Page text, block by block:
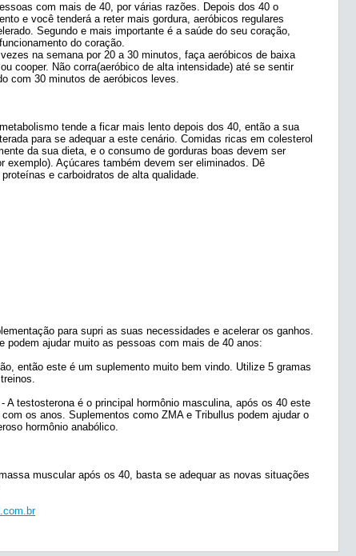
com mais de 40, por várias razões. Depois dos 40 o
e você tenderá a reter mais gordura, aeróbicos regulares
Segundo e mais importante é a saúde do seu coração,
do coração.
na semana por 20 a 30 minutos, faça aeróbicos de baixa
cooper. Não corra(aeróbico de alta intensidade) até se sentir
com 30 minutos de aeróbicos leves.
tende a ficar mais lento depois dos 40, então a sua
para se adequar a este cenário. Comidas ricas em colesterol
da sua dieta, e o consumo de gorduras boas devem ser
exemplo). Açúcares também devem ser eliminados. Dê
e carboidratos de alta qualidade.
para supri as suas necessidades e acelerar os ganhos.
podem ajudar muito as pessoas com mais de 40 anos:
então este é um suplemento muito bem vindo. Utilize 5 gramas
A testosterona é o principal hormônio masculina, após os 40 este
os anos. Suplementos como ZMA e Tribullus podem ajudar o
hormônio anabólico.
muscular após os 40, basta se adequar as novas situações